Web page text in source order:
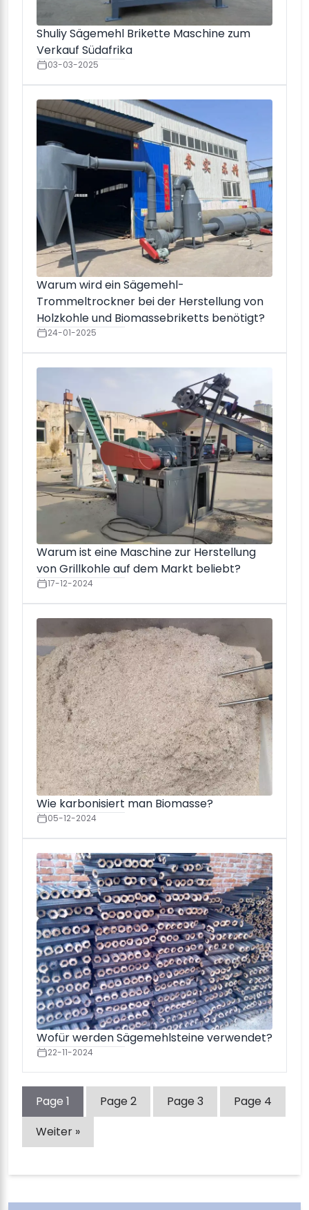
Shuliy Sägemehl Brikette Maschine zum
Verkauf Südafrika
03-03-2025
Warum wird ein Sägemehl-
Trommeltrockner bei der Herstellung von
Holzkohle und Biomassebriketts benötigt?
24-01-2025
Warum ist eine Maschine zur Herstellung
von Grillkohle auf dem Markt beliebt?
17-12-2024
Wie karbonisiert man Biomasse?
05-12-2024
Wofür werden Sägemehlsteine ​​verwendet?
22-11-2024
Page 1 Page 2 Page 3 Page 4
Weiter »